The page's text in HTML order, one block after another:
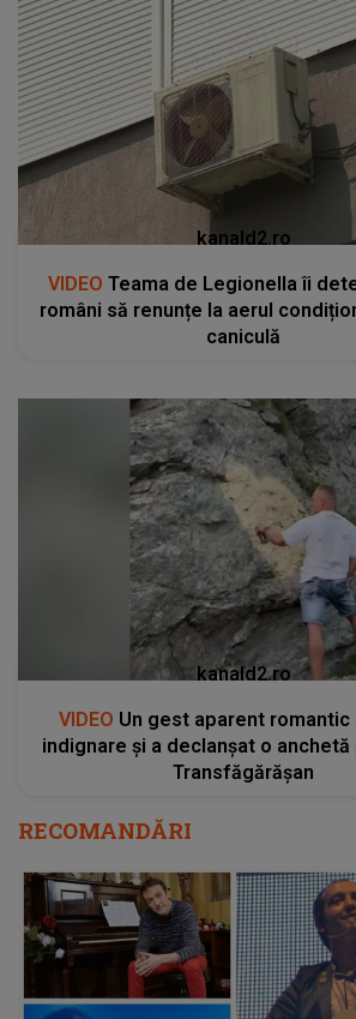
kanald2.ro
VIDEO Teama de Legionella îi
români să renunțe la aerul
caniculă
kanald2.ro
VIDEO Un gest aparent romantic
indignare și a declanșat o anchetă
Transfăgărășan
RECOMANDĂRI